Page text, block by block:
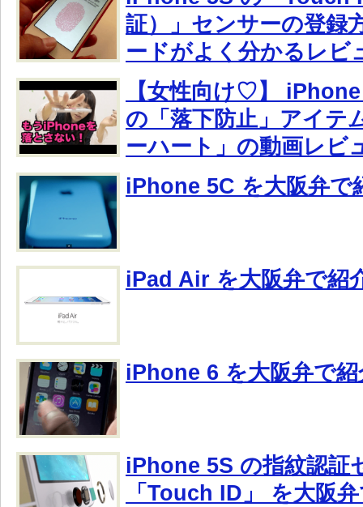
証）」センサーの登録
ードがよく分かるレビ
【女性向け♡】
の「落下防止」アイテ
ーハート」の動画レビ
iPhone 5C を大阪弁で
iPad Air を大阪弁で紹
iPhone 6 を大阪弁で
iPhone 5S の指紋認証
「Touch ID」 を大阪